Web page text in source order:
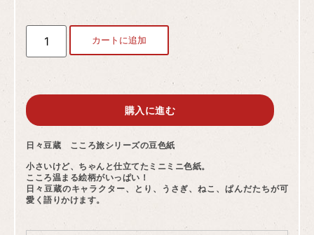
カートに追加
購入に進む
日々豆蔵 こころ旅シリーズの豆色紙
小さいけど、ちゃんと仕立てたミニミニ色紙。
こころ温まる絵柄がいっぱい！
日々豆蔵のキャラクター、とり、うさぎ、ねこ、ぱんだたちが可
愛く語りかけます。